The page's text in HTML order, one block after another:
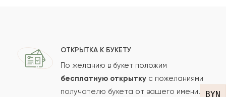
BYN
Ж Жозефина
2014-06-29
ОТКРЫТКА К БУКЕТУ
По желанию в букет положим
бесплатную открытку с пожеланиями
получателю букета от вашего имени.